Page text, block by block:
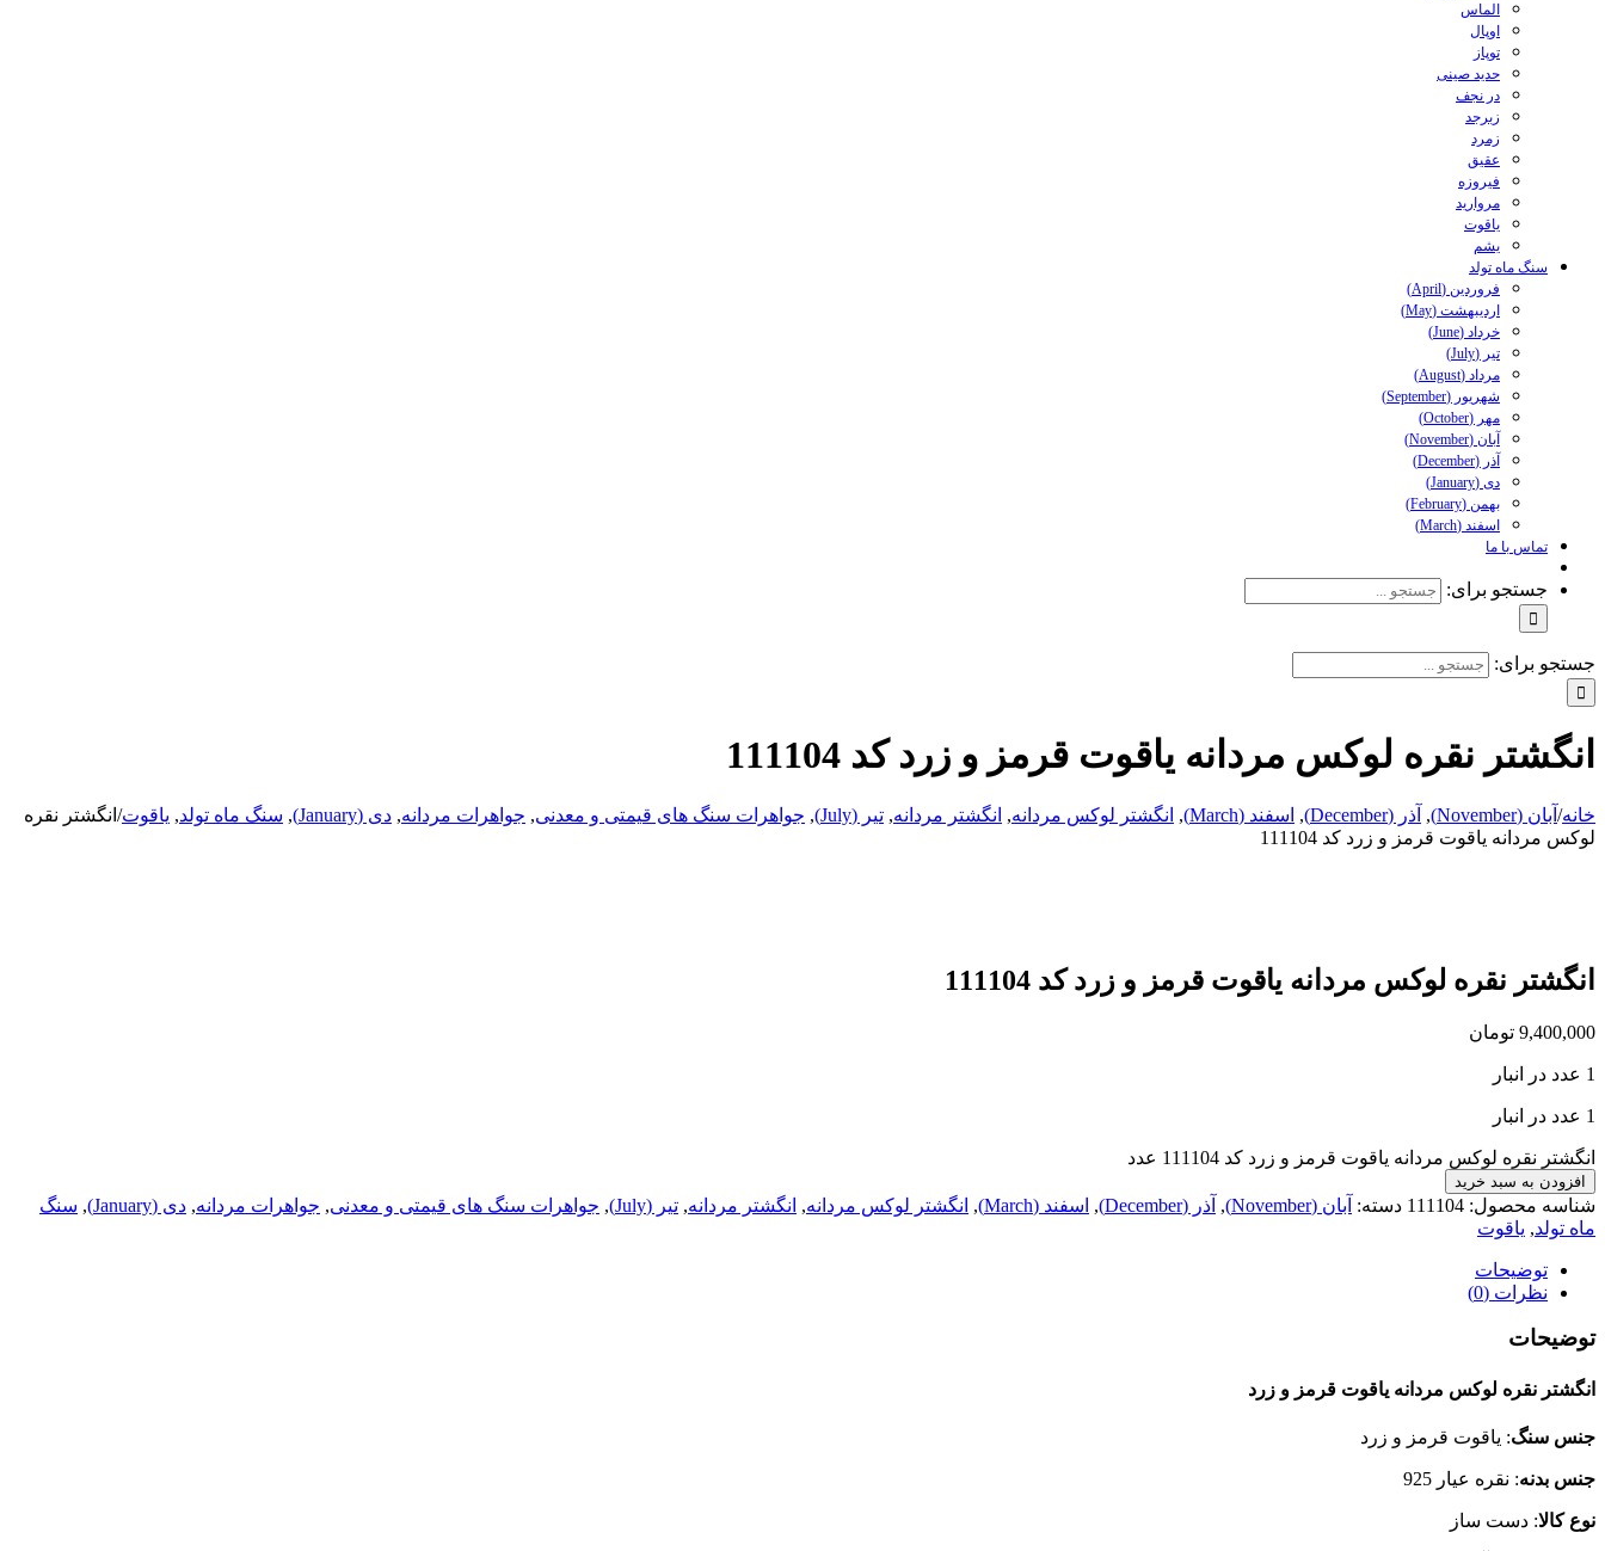
الماس
اوپال
توپاز
حدید صینی
در نجف
زبرجد
زمرد
عقیق
فیروزه
مروارید
یاقوت
یشم
سنگ ماه تولد
فروردین (April)
اردیبهشت (May)
خرداد (June)
تیر (July)
مرداد (August)
شهریور (September)
مهر (October)
آبان (November)
آذر (December)
دی (January)
بهمن (February)
اسفند (March)
تماس با ما
جستجو برای:
جستجو برای:
انگشتر نقره لوکس مردانه یاقوت قرمز و زرد کد 111104
خانه/ آبان (November) , آذر (December) , اسفند (March) , انگشتر لوکس مردانه, انگشتر مردانه, تیر (July) , جواهرات سنگ های قیمتی و معدنی, جواهرات مردانه, دی (January) , سنگ ماه تولد, یاقوت/ انگشتر نقره
لوکس مردانه یاقوت قرمز و زرد کد 111104
انگشتر نقره لوکس مردانه یاقوت قرمز و زرد کد 111104
9,400,000 تومان
1 عدد در انبار
1 عدد در انبار
انگشتر نقره لوکس مردانه یاقوت قرمز و زرد کد 111104 عدد
افزودن به سبد خرید
شناسه محصول: 111104 دسته: آبان (November) , آذر (December) , اسفند (March) , انگشتر لوکس مردانه, انگشتر مردانه, تیر (July) , جواهرات سنگ های قیمتی و معدنی, جواهرات مردانه, دی (January) , سنگ
ماه تولد, یاقوت
توضیحات
نظرات (0)
توضیحات
انگشتر نقره لوکس مردانه یاقوت قرمز و زرد
جنس سنگ: یاقوت قرمز و زرد
جنس بدنه: نقره عیار 925
نوع کالا: دست ساز